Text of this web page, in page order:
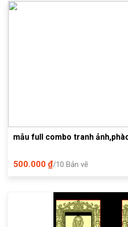
mẫu full combo tranh
500.000 ₫/10 Bản vẽ